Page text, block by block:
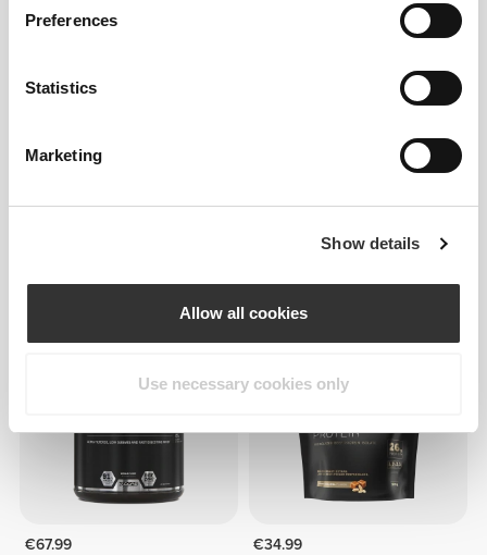
Preferences
Statistics
Marketing
Show details
Allow all cookies
Use necessary cookies only
Κολλαγόνο Μαλλιά, Δέρμα &
€67.99
€34.99